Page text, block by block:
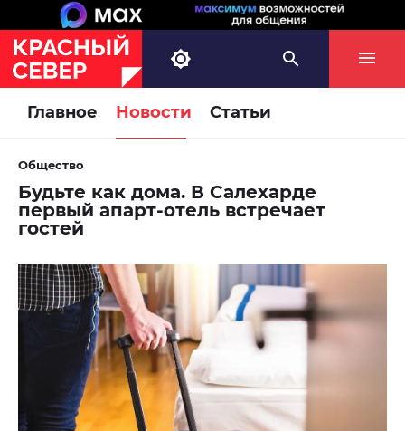
Главное Новости Статьи
Общество
Будьте как дома. В Салехарде
первый апарт-отель встречает
гостей